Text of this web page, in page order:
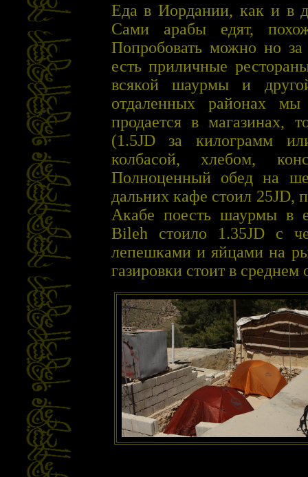
Еда в Иордании, как и в
Сами арабы едят,
Попробовать можно но за
есть приличные
всякой шаурмы и
отдаленных районах
продается в магазинах,
(1.5JD за килограмм
колбасой, хлебом,
Полноценный обед на
дальних кафе стоил 25JD,
Акабе поесть шаурмы в
Bileh стоило 1.35JD с
лепешками и яйцами на
газировки стоит в среднем